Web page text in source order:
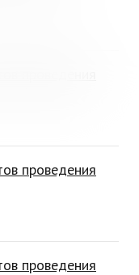
проведения
проведения